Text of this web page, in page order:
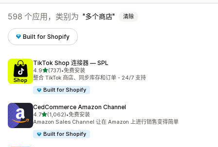
598 个应用，类别为 多个商店 清除
Built for Shopify
TikTok Shop 连接器 — SPL
4.9星（满分 5 星）
(737)
总共 737 条评论
•免费安装
整合 TikTok 商店、同步库存和订单 - 24/7 支持
Built for Shopify
CedCommerce Amazon Channel
4.7星（满分 5 星）
(1,062)
总共 1062 条评论
•免费安装
Amazon Sales Channel 让在 Amazon 上进行销售变得简单
Built for Shopify